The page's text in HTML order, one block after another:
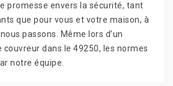
promesse envers la sécurité, tant
que pour vous et votre maison, à
passons. Même lors d’un
couvreur dans le 49250, les normes
notre équipe.